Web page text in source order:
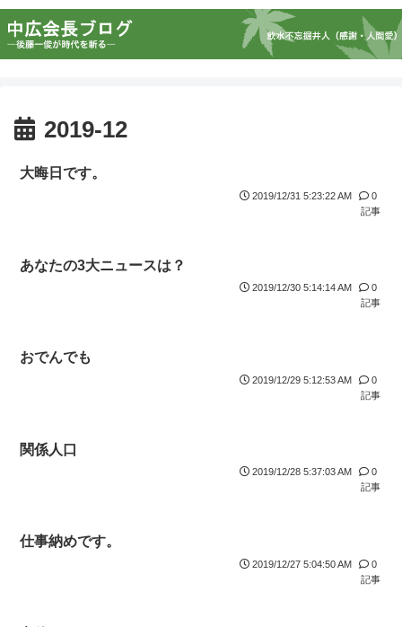
2019-12
大晦日です。
2019/12/31 5:23:22 AM
0
記事
あなたの3大ニュースは？
2019/12/30 5:14:14 AM
0
記事
おでんでも
2019/12/29 5:12:53 AM
0
記事
関係人口
2019/12/28 5:37:03 AM
0
記事
仕事納めです。
2019/12/27 5:04:50 AM
0
記事